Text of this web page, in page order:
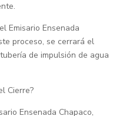
Emisario Ensenada
proceso, se cerrará el
de impulsión de agua
Cierre?
Ensenada Chapaco,